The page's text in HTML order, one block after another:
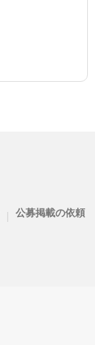
| 公募掲載の依頼